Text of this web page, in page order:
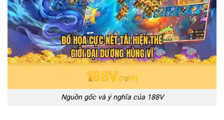
Nguồn gốc và ý nghĩa của 188V